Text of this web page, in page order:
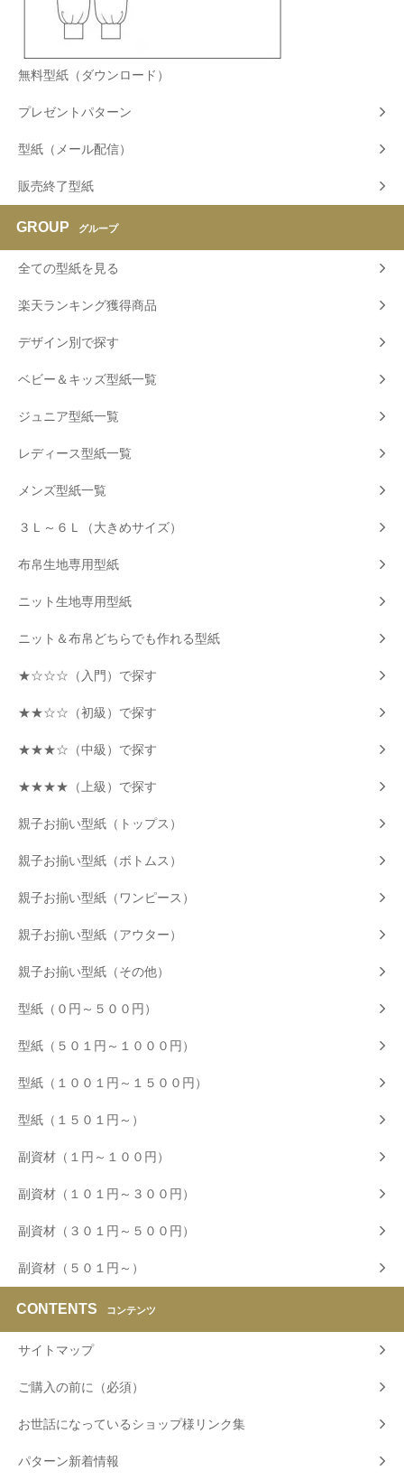
無料型紙（ダウンロード）
プレゼントパターン
型紙（メール配信）
販売終了型紙
GROUP グループ
全ての型紙を見る
楽天ランキング獲得商品
デザイン別で探す
ベビー＆キッズ型紙一覧
ジュニア型紙一覧
レディース型紙一覧
メンズ型紙一覧
３Ｌ～６Ｌ（大きめサイズ）
布帛生地専用型紙
ニット生地専用型紙
ニット＆布帛どちらでも作れる型紙
★☆☆☆（入門）で探す
★★☆☆（初級）で探す
★★★☆（中級）で探す
★★★★（上級）で探す
親子お揃い型紙（トップス）
親子お揃い型紙（ボトムス）
親子お揃い型紙（ワンピース）
親子お揃い型紙（アウター）
親子お揃い型紙（その他）
型紙（０円～５００円）
型紙（５０１円～１０００円）
型紙（１００１円～１５００円）
型紙（１５０１円～）
副資材（１円～１００円）
副資材（１０１円～３００円）
副資材（３０１円～５００円）
副資材（５０１円～）
CONTENTS コンテンツ
サイトマップ
ご購入の前に（必須）
お世話になっているショップ様リンク集
パターン新着情報